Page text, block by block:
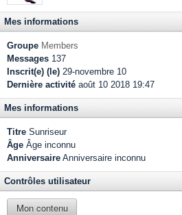
Mes informations
Groupe Members
Messages 137
Inscrit(e) (le) 29-novembre 10
Dernière activité août 10 2018 19:47
Mes informations
Titre Sunriseur
Âge Âge inconnu
Anniversaire Anniversaire inconnu
Contrôles utilisateur
Mon contenu